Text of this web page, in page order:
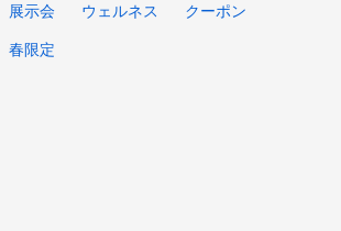
展示会 ウェルネス クーポン
春限定